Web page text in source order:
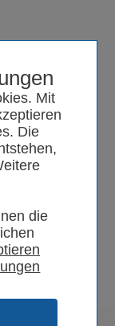
Mit
Die
die